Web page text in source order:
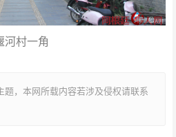
河村一角
题，本网所载内容若涉及侵权请联系